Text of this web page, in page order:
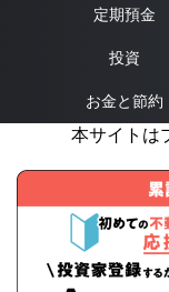
定期預金
投資
お金と節約
本サイトは